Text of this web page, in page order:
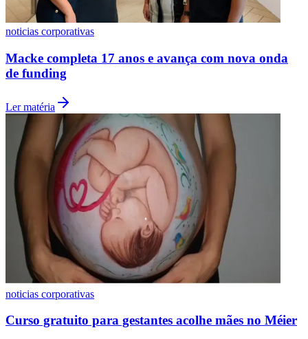
Flamengo
noticias corporativas
Macke completa 17 anos e avança com nova onda
de funding
Ler matéria
noticias corporativas
Curso gratuito para gestantes acolhe mães no Méier